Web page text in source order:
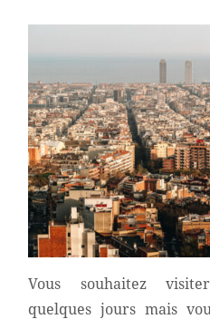
Vous souhaitez
quelques jours mais